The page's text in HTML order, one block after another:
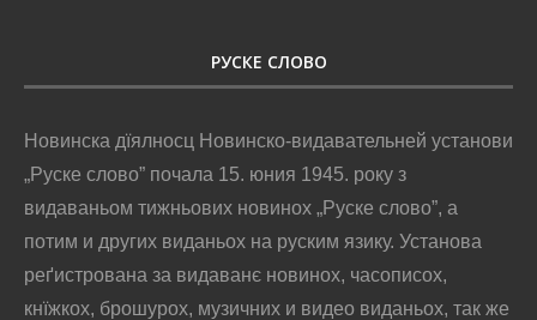
РУСКЕ СЛОВО
Новинска дїялносц Новинско-видавательней установи
„Руске слово” почала 15. юния 1945. року з
видаваньом тижньових новинох „Руске слово”, а
потим и других виданьох на руским язику. Установа
реґистрована за видаванє новинох, часописох,
кнїжкох, брошурох, музичних и видео виданьох, так же